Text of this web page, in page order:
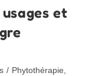
et
/ Phytothérapie,